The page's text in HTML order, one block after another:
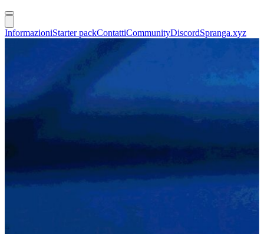
InformazioniStarter packContattiCommunityDiscordSpranga.xyz